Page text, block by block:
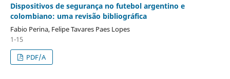
Dispositivos de segurança no futebol argentino e
colombiano: uma revisão bibliográfica
Fabio Perina, Felipe Tavares Paes Lopes
1-15
PDF/A